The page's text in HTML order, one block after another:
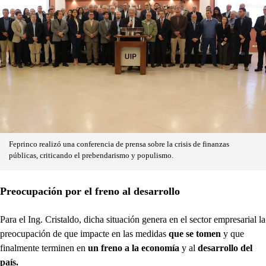
Feprinco realizó una conferencia de prensa sobre la crisis de finanzas
públicas, criticando el prebendarismo y populismo.
Preocupación por el freno al desarrollo
Para el Ing. Cristaldo, dicha situación genera en el sector empresarial la
preocupación de que impacte en las medidas que se tomen y que
finalmente terminen en un freno a la economía y al desarrollo del
país.